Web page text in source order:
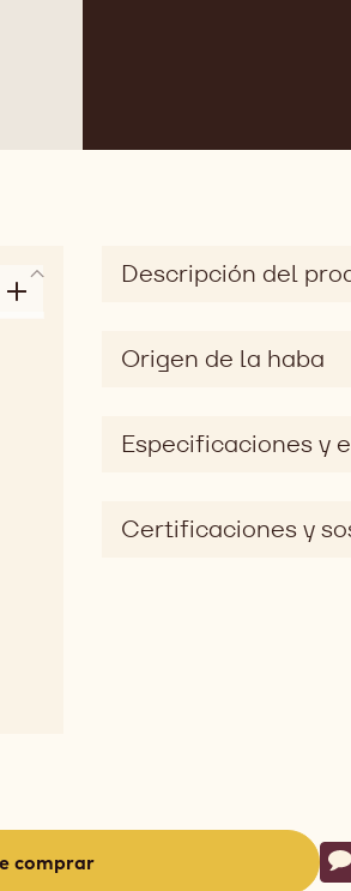
Descripción del
Origen de la haba
Especificaciones y
Certificaciones y
comprar
-